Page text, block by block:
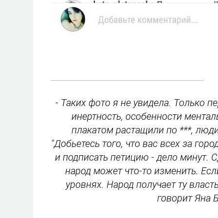
- Таких фото я не увидела. Только
инертность, особенности
плакатом растащили по ***,
"Добьетесь того, что вас всех за
и подписать петицию - дело минут.
народ может что-то изменить.
уровнях. Народ получает ту
говорит Яна